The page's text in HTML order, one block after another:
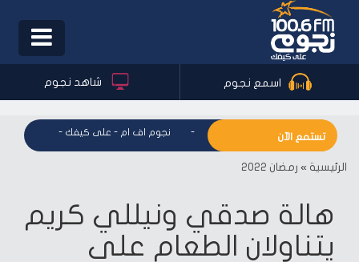
Toggle
اسمع نجوم شاهد نجوم
تستمع الآن
نجوم اف ام - على كيفك - نجوم اف ام - على كيفك نجوم اف
الرئيسية » رمضان 2022
هالة صدقي ونيللي كريم
يتناولان الطعام على